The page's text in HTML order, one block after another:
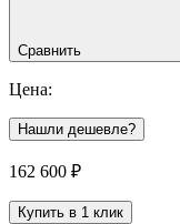
Сравнить
Цена:
Нашли дешевле?
162 600 ₽
Купить в 1 клик